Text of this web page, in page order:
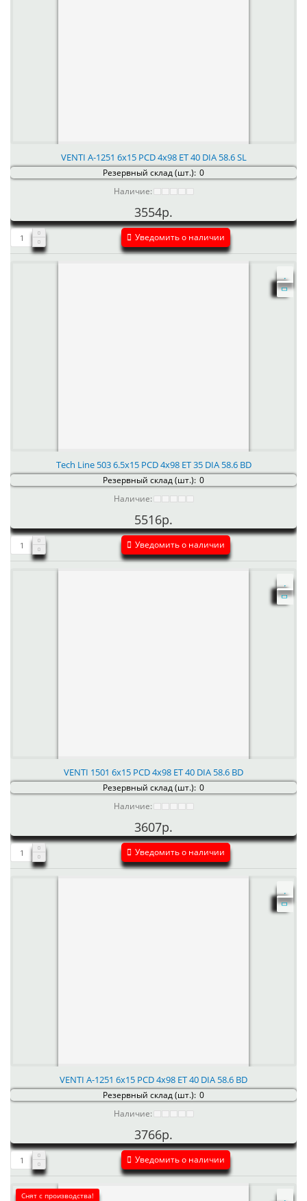
VENTI А-1251 6x15 PCD 4x98 ET 40 DIA 58.6 SL
Резервный склад (шт.): 0
Наличие:
3554р.
Уведомить о наличии
Tech Line 503 6.5x15 PCD 4x98 ET 35 DIA 58.6 BD
Резервный склад (шт.): 0
Наличие:
5516р.
Уведомить о наличии
VENTI 1501 6x15 PCD 4x98 ET 40 DIA 58.6 BD
Резервный склад (шт.): 0
Наличие:
3607р.
Уведомить о наличии
VENTI А-1251 6x15 PCD 4x98 ET 40 DIA 58.6 BD
Резервный склад (шт.): 0
Наличие:
3766р.
Уведомить о наличии
Снят с производства!